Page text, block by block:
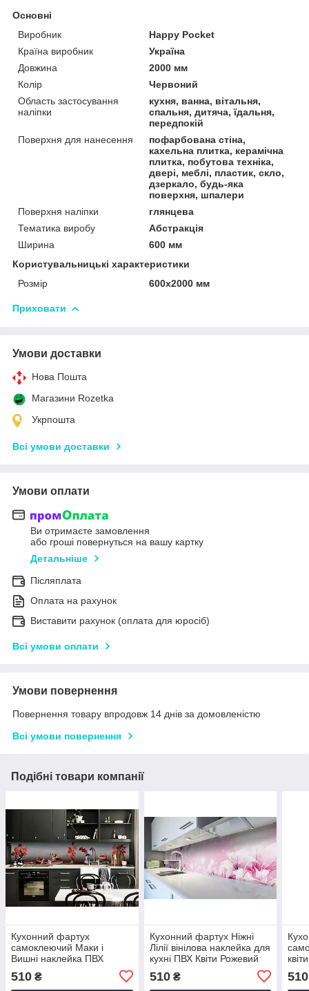
Основні
Виробник
Happy Pocket
Країна виробник
Україна
Довжина
2000 мм
Колір
Червоний
Область застосування
наліпки
кухня, ванна, вітальня,
спальня, дитяча, їдальня,
передпокій
Поверхня для нанесення
пофарбована стіна,
кахельна плитка, керамічна
плитка, побутова техніка,
двері, меблі, пластик, скло,
дзеркало, будь-яка
поверхня, шпалери
Поверхня наліпки
глянцева
Тематика виробу
Абстракція
Ширина
600 мм
Користувальницькі характеристики
Розмір
600х2000 мм
Приховати
Умови доставки
Нова Пошта
Магазини Rozetka
Укрпошта
Всі умови доставки
Умови оплати
Ви отримаєте замовлення
або гроші повернуться на вашу картку
Детальніше
Післяплата
Оплата на рахунок
Виставити рахунок (оплата для юросіб)
Всі умови оплати
Умови повернення
Повернення товару впродовж 14 днів за домовленістю
Всі умови повернення
Подібні товари компанії
Кухонний фартух
самоклеючий Маки і
Вишні наклейка ПВХ
60х200 см Happy Pocket
510 ₴
Кухонний фартух Ніжні
Лілії вінілова наклейка для
кухні ПВХ Квіти Рожевий
60х200 см Happy Pocket
Z181303
510₴ 510